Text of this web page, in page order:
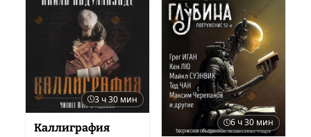
3 ч 30 мин
Каллиграфия
6 ч 30 мин